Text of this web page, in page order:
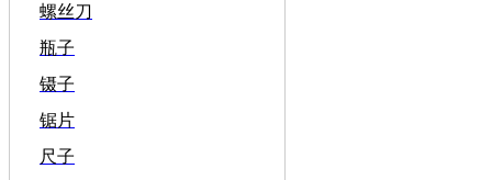
螺丝刀
瓶子
镊子
锯片
尺子